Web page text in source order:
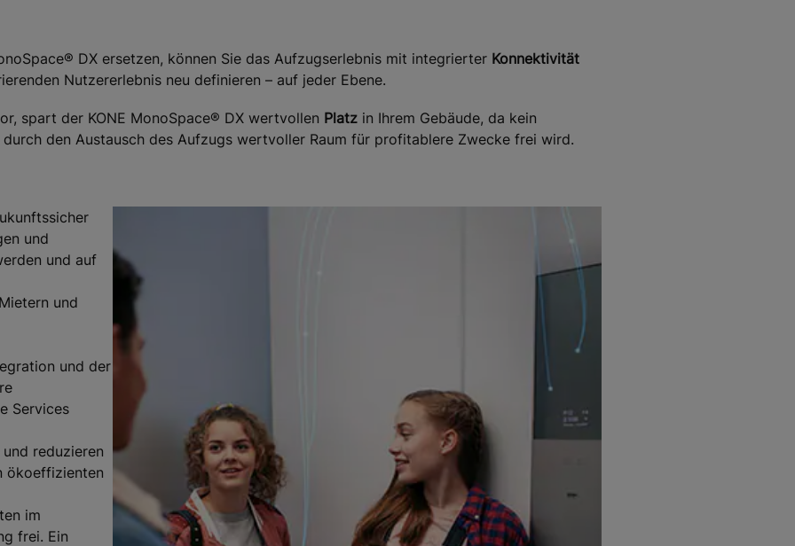
DX ersetzen, können Sie das Aufzugserlebnis mit integrierter Konnektivität
Nutzererlebnis neu definieren – auf jeder Ebene.
spart der KONE MonoSpace® DX wertvollen Platz in Ihrem Gebäude, da kein
den Austausch des Aufzugs wertvoller Raum für profitablere Zwecke frei wird.
und
und auf
und
und der
Services
reduzieren
ökoeffizienten
im
frei. Ein